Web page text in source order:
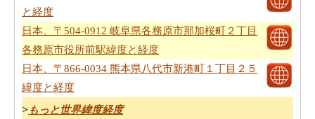
と経度
日本、〒504-0912 岐阜県各務原市那加桜町２丁目
各務原市役所前駅緯度と経度
日本、〒866-0034 熊本県八代市新港町１丁目２５
緯度と経度
> もっと世界緯度経度